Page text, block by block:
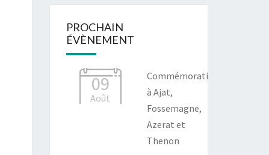
PROCHAIN
ÉVÈNEMENT
09
Août
Commémoration
à Ajat,
Fossemagne,
Azerat et
Thenon